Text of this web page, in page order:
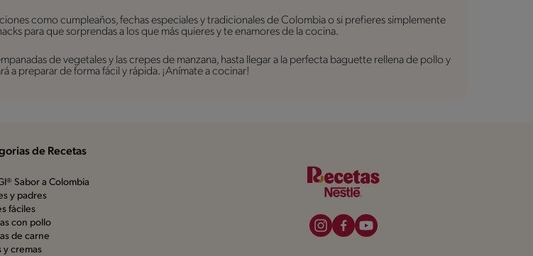
como cumpleaños, fechas especiales y tradicionales de Colombia o si prefieres simplemente
para que sorprendas a los que más quieres y te enamores de la cocina.
de vegetales y las crepes de manzana, hasta llegar a la perfecta baguette rellena de pollo y
a preparar de forma fácil y rápida. ¡Anímate a cocinar!
de Recetas
Sabor a Colombia
y padres
fáciles
con pollo
de carne
y cremas